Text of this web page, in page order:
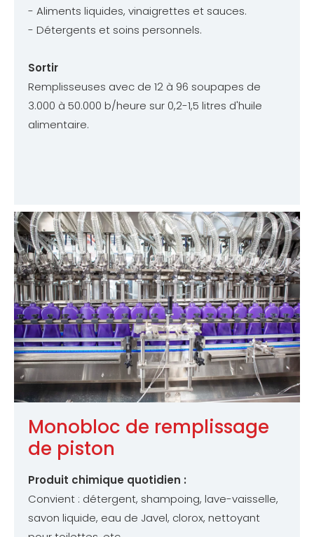
- Aliments liquides, vinaigrettes et sauces.
- Détergents et soins personnels.
Sortir
Remplisseuses avec de 12 à 96 soupapes de
3.000 à 50.000 b/heure sur 0,2-1,5 litres d'huile
alimentaire.
Monobloc de remplissage
de piston
Produit chimique quotidien :
Convient : détergent, shampoing, lave-vaisselle,
savon liquide, eau de Javel, clorox, nettoyant